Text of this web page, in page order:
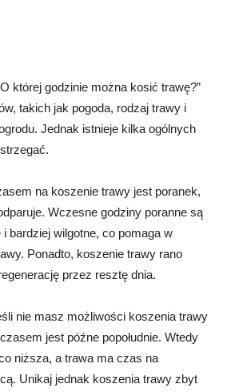
której godzinie można kosić trawę?”
takich jak pogoda, rodzaj trawy i
Jednak istnieje kilka ogólnych
na koszenie trawy jest poranek,
Wczesne godziny poranne są
bardziej wilgotne, co pomaga w
Ponadto, koszenie trawy rano
przez resztę dnia.
nie masz możliwości koszenia trawy
jest późne popołudnie. Wtedy
niższa, a trawa ma czas na
Unikaj jednak koszenia trawy zbyt